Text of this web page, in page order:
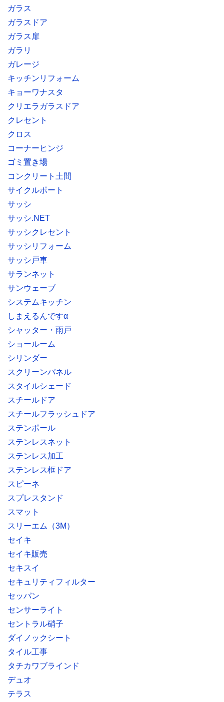
ガラス
ガラスドア
ガラス扉
ガラリ
ガレージ
キッチンリフォーム
キョーワナスタ
クリエラガラスドア
クレセント
クロス
コーナーヒンジ
ゴミ置き場
コンクリート土間
サイクルポート
サッシ
サッシ.NET
サッシクレセント
サッシリフォーム
サッシ戸車
サランネット
サンウェーブ
システムキッチン
しまえるんですα
シャッター・雨戸
ショールーム
シリンダー
スクリーンパネル
スタイルシェード
スチールドア
スチールフラッシュドア
ステンポール
ステンレスネット
ステンレス加工
ステンレス框ドア
スピーネ
スプレスタンド
スマット
スリーエム（3M）
セイキ
セイキ販売
セキスイ
セキュリティフィルター
セッパン
センサーライト
セントラル硝子
ダイノックシート
タイル工事
タチカワブラインド
デュオ
テラス